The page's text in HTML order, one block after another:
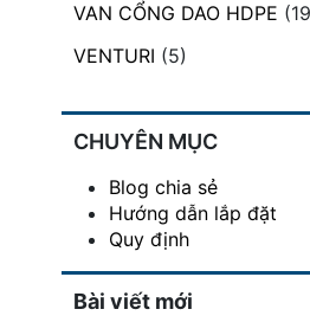
VAN CỔNG DAO HDPE
VENTURI (5)
CHUYÊN MỤC
Blog chia sẻ
Hướng dẫn lắp đặt
Quy định
Bài viết mới